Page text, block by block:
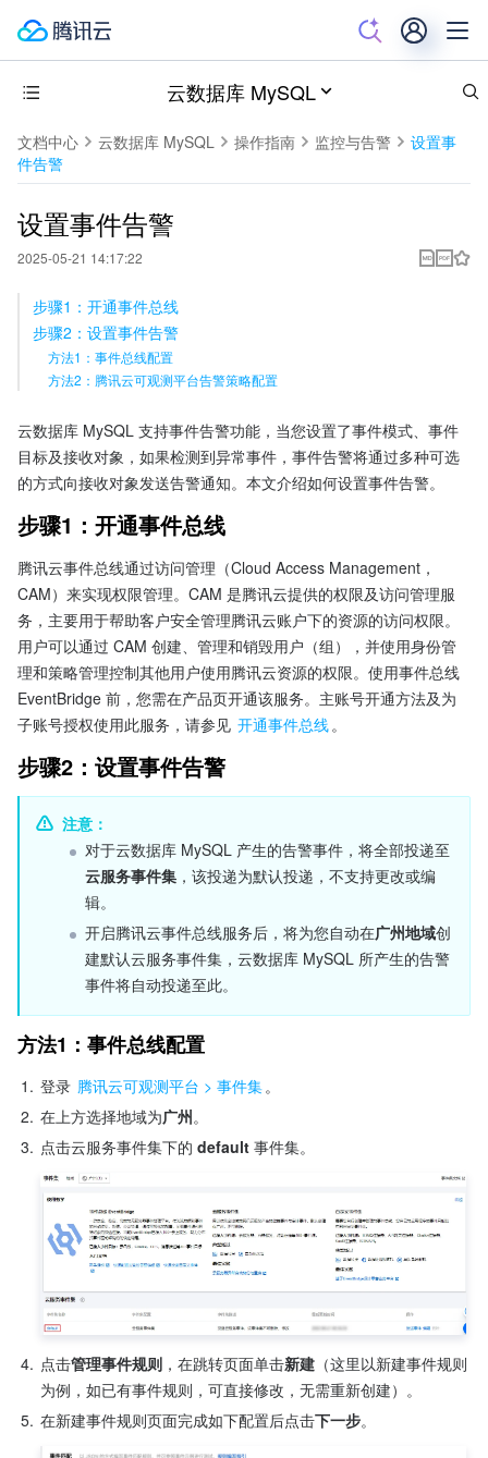
云数据库 MySQL
文档中心 云数据库 MySQL 操作指南 监控与告警
设置事
件告警
设置事件告警
2025-05-21 14:17:22
步骤1：开通事件总线
步骤2：设置事件告警
方法1：事件总线配置
方法2：腾讯云可观测平台告警策略配置
云数据库 MySQL 支持事件告警功能，当您设置了事件模式、事件
目标及接收对象，如果检测到异常事件，事件告警将通过多种可选
的方式向接收对象发送告警通知。本文介绍如何设置事件告警。
步骤1：开通事件总线
腾讯云事件总线通过访问管理（Cloud Access Management，
CAM）来实现权限管理。CAM 是腾讯云提供的权限及访问管理服
务，主要用于帮助客户安全管理腾讯云账户下的资源的访问权限。
用户可以通过 CAM 创建、管理和销毁用户（组），并使用身份管
理和策略管理控制其他用户使用腾讯云资源的权限。使用事件总线
EventBridge 前，您需在产品页开通该服务。主账号开通方法及为
子账号授权使用此服务，请参见 开通事件总线。
步骤2：设置事件告警
注意：
对于云数据库 MySQL 产生的告警事件，将全部投递至
云服务事件集 ，该投递为默认投递，不支持更改或编
辑。
开启腾讯云事件总线服务后，将为您自动在广州地域创
建默认云服务事件集，云数据库 MySQL 所产生的告警
事件将自动投递至此。
方法1：事件总线配置
1. 登录 腾讯云可观测平台 > 事件集。
2. 在上方选择地域为广州。
3. 点击云服务事件集下的 default 事件集。
4. 点击管理事件规则 ，在跳转页面单击新建 （这里以新建事件规则
为例，如已有事件规则，可直接修改，无需重新创建）。
5. 在新建事件规则页面完成如下配置后点击下一步。